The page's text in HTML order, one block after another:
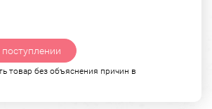
товар без объяснения причин в